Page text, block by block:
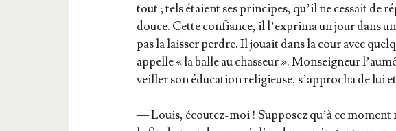
tout ; tels étaient ses prin­cipes, qu’il ne ces­sait de
douce. Cette confiance, il l’ex­pri­ma un jour dans
pas la lais­ser perdre. Il jouait dans la cour avec
appelle « la balle au chas­seur ». Mon­sei­gneur
veiller son édu­ca­tion reli­gieuse, s’ap­pro­cha de lui
— Louis, écou­tez-moi ! Sup­po­sez qu’à ce moment